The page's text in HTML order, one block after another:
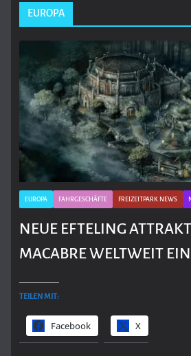
EUROPA
EUROPA FAHRGESCHÄFTE FREIZEITPARK NEWS
NEUE EFTELING
MACABRE WELTWEIT
TEILEN MIT:
Facebook X